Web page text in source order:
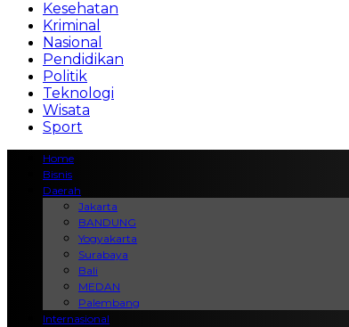
Kesehatan
Kriminal
Nasional
Pendidikan
Politik
Teknologi
Wisata
Sport
Home
Bisnis
Daerah
Jakarta
BANDUNG
Yogyakarta
Surabaya
Bali
MEDAN
Palembang
Internasional